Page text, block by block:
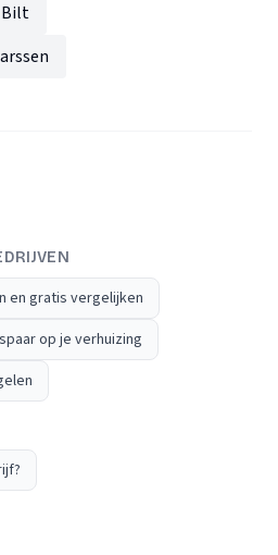
Bilt
en gratis vergelijken
op je verhuizing